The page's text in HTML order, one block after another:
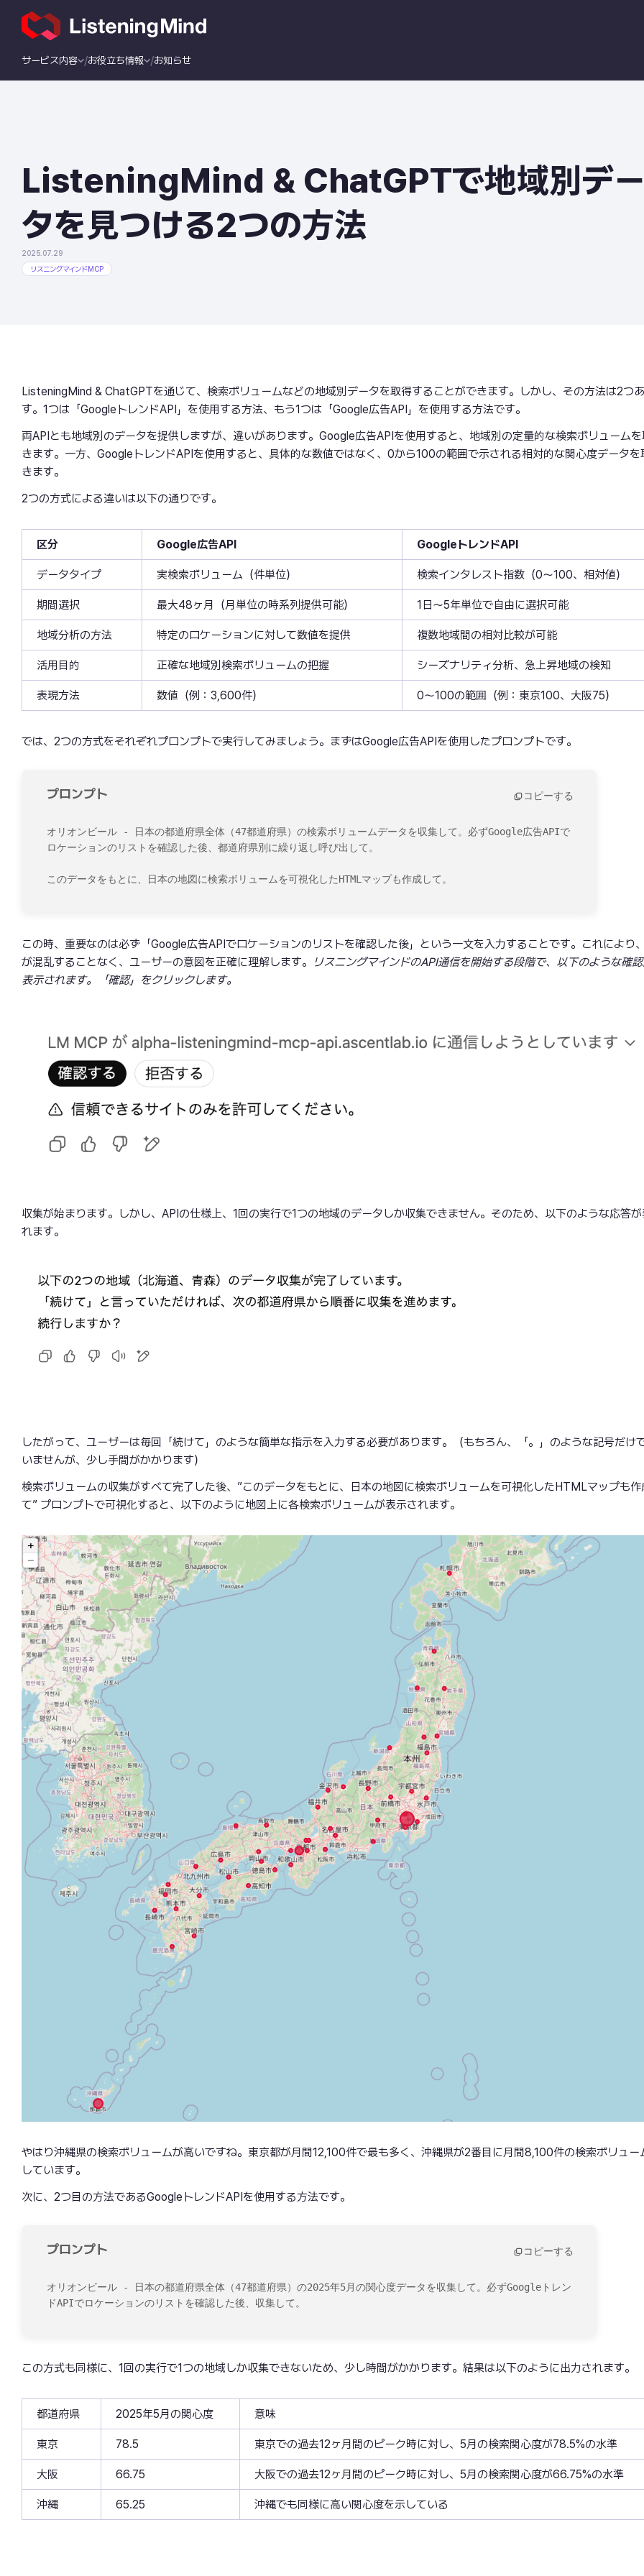
サービス内容 お役立ち情報 お知らせ
ListeningMind & ChatGPTで地域別デ
タを見つける2つの方法
2025.07.29
リスニングマインドMCP
ListeningMind & ChatGPTを通じて、検索ボリュームなどの地域別データを取得することができます。しかし、その方法は2つ
す。1つは「GoogleトレンドAPI」を使用する方法、もう1つは「Google広告API」を使用する方法です。
両APIとも地域別のデータを提供しますが、違いがあります。Google広告APIを使用すると、地域別の定量的な検索ボリューム
きます。一方、GoogleトレンドAPIを使用すると、具体的な数値ではなく、0から100の範囲で示される相対的な関心度データを
きます。
2つの方式による違いは以下の通りです。
区分 Google広告API GoogleトレンドAPI
データタイプ 実検索ボリューム（件単位） 検索インタレスト指数（0～100、相対値）
期間選択 最大48ヶ月（月単位の時系列提供可能） 1日～5年単位で自由に選択可能
地域分析の方法 特定のロケーションに対して数値を提供 複数地域間の相対比較が可能
活用目的 正確な地域別検索ボリュームの把握 シーズナリティ分析、急上昇地域の検知
表現方法 数値（例：3,600件） 0～100の範囲（例：東京100、大阪75）
では、2つの方式をそれぞれプロンプトで実行してみましょう。まずはGoogle広告APIを使用したプロンプトです。
プロンプト コピーする
オリオンビール - 日本の都道府県全体（47都道府県）の検索ボリュームデータを収集して。必ずGoogle広告APIで
ロケーションのリストを確認した後、都道府県別に繰り返し呼び出して。
このデータをもとに、日本の地図に検索ボリュームを可視化したHTMLマップも作成して。
この時、重要なのは必ず「Google広告APIでロケーションのリストを確認した後」という一文を入力することです。これにより
が混乱することなく、ユーザーの意図を正確に理解します。
リスニングマインドのAPI通信を開始する段階で、以下のような確
表示されます。「確認」をクリックします。
収集が始まります。しかし、APIの仕様上、1回の実行で1つの地域のデータしか収集できません。そのため、以下のような応答
れます。
したがって、ユーザーは毎回「続けて」のような簡単な指示を入力する必要があります。（もちろん、「。」のような記号だけ
いませんが、少し手間がかかります）
検索ボリュームの収集がすべて完了した後、”このデータをもとに、日本の地図に検索ボリュームを可視化したHTMLマップも作
て” プロンプトで可視化すると、以下のように地図上に各検索ボリュームが表示されます。
やはり沖縄県の検索ボリュームが高いですね。東京都が月間12,100件で最も多く、沖縄県が2番目に月間8,100件の検索ボリュー
しています。
次に、2つ目の方法であるGoogleトレンドAPIを使用する方法です。
プロンプト コピーする
オリオンビール - 日本の都道府県全体（47都道府県）の2025年5月の関心度データを収集して。必ずGoogleトレン
ドAPIでロケーションのリストを確認した後、収集して。
この方式も同様に、1回の実行で1つの地域しか収集できないため、少し時間がかかります。結果は以下のように出力されます。
都道府県 2025年5月の関心度 意味
東京 78.5 東京での過去12ヶ月間のピーク時に対し、5月の検索関心度が78.5%の水準
大阪 66.75 大阪での過去12ヶ月間のピーク時に対し、5月の検索関心度が66.75%の水準
沖縄 65.25 沖縄でも同様に高い関心度を示している